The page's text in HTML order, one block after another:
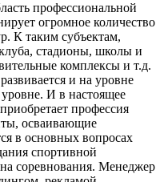
профессиональной
огромное количество
К таким субъектам,
стадионы, школы и
комплексы и т.д.
и на уровне
И в настоящее
профессия
осваивающие
в основных вопросах
спортивной
соревнования. Менеджер